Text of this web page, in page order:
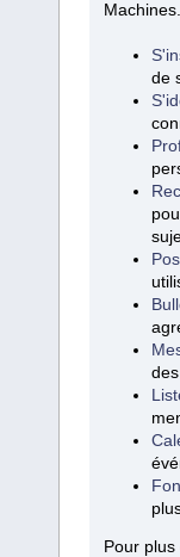
Machines.
de
Pour